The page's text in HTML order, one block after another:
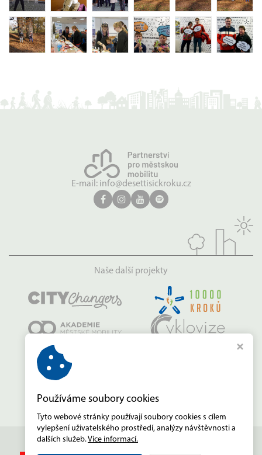
E-mail: info@desettisickroku.cz
Naše další projekty
Používáme soubory cookies
Tyto webové stránky používají soubory cookies s cílem
vylepšení uživatelského prostředí, analýzy návštěvnosti a
dalších služeb.Více informací.